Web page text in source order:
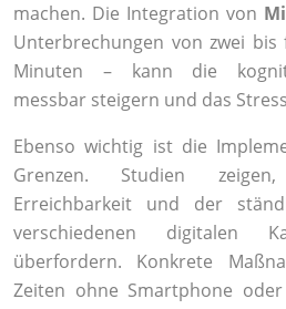
machen. Die Integration von
Unterbrechungen von zwei
Minuten – kann die
messbar steigern und das
Ebenso wichtig ist die
Grenzen. Studien
Erreichbarkeit und der
verschiedenen digitalen
überfordern. Konkrete
Zeiten ohne Smartphone